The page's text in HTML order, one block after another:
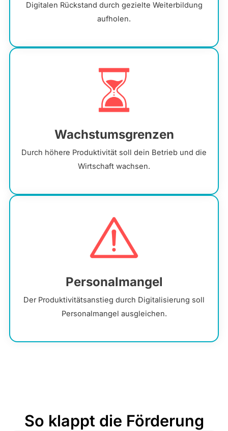
Digitalen Rückstand durch gezielte Weiterbildung
aufholen.
Wachstumsgrenzen
Durch höhere Produktivität soll dein Betrieb und die
Wirtschaft wachsen.
Personalmangel
Der Produktivitätsanstieg durch Digitalisierung soll
Personalmangel ausgleichen.
So klappt die Förderung